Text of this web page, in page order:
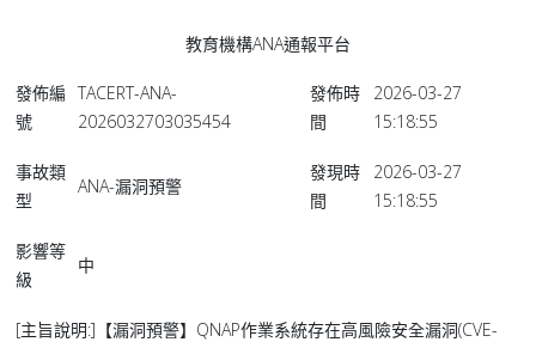
教育機構ANA通報平台
發佈編
號
TACERT-ANA-
2026032703035454
發佈時
間
2026-03-27
15:18:55
事故類
型
ANA-漏洞預警
發現時
間
2026-03-27
15:18:55
影響等
級
中
[主旨說明:]【漏洞預警】QNAP作業系統存在高風險安全漏洞(CVE-